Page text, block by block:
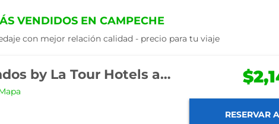
VENDIDOS EN CAMPECHE
con mejor relación calidad - precio para tu viaje
Aak-Bal Beach Condos by La Tour Hotels and Resorts
RESERVAR